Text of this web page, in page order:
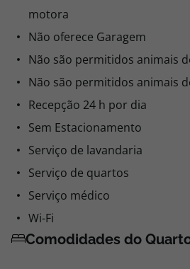
motora
Não oferece Garagem
Não são permitidos animais
Não são permitidos animais
Recepção 24 h por dia
Sem Estacionamento
Serviço de lavandaria
Serviço de quartos
Serviço médico
Wi-Fi
Comodidades do